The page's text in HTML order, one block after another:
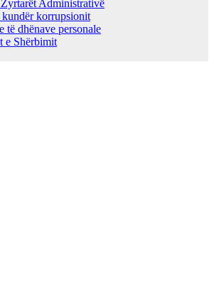
Administrativë
korrupsionit
të dhënave personale
e Shërbimit